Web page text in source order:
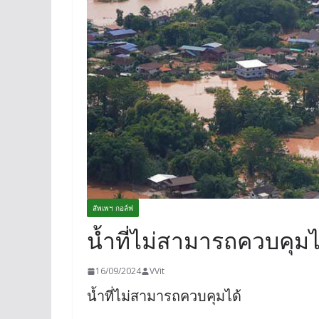
สัพเพฯ กอล์ฟ
น้ำที่ไม่สามารถควบคุม
16/09/2024 VVit
น้ำที่ไม่สามารถควบคุมได้